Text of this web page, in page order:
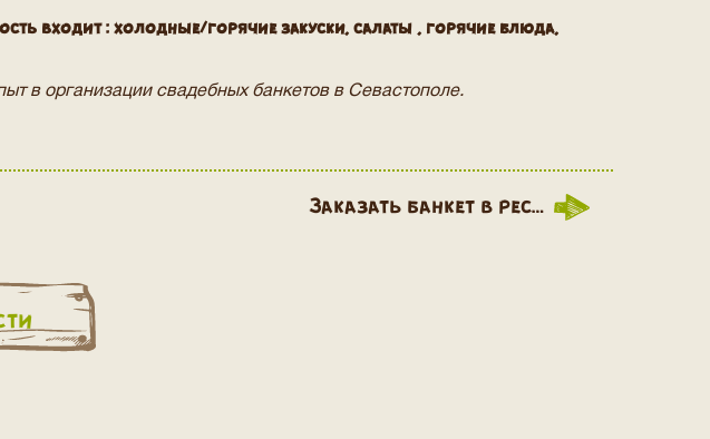
входит : холодные/горячие закуски, салаты , горячие блюда,
в организации свадебных банкетов в Севастополе.
Заказать банкет в рес…